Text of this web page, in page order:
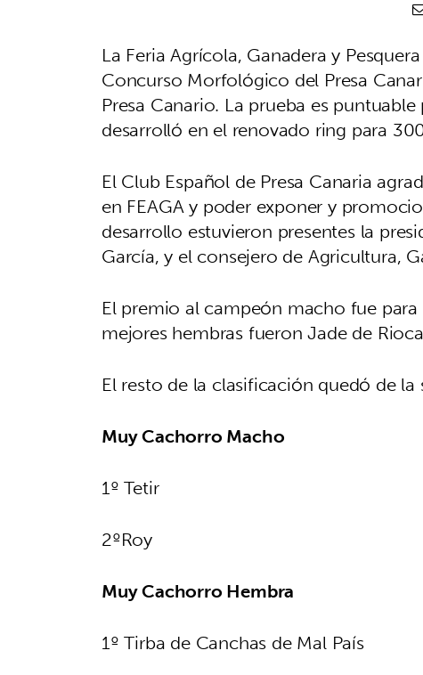
La Feria Agrícola, Ganadera y
Concurso Morfológico del Presa
Presa Canario. La prueba es
desarrolló en el renovado ring para
El Club Español de Presa Canaria
en FEAGA y poder exponer y
desarrollo estuvieron presentes la
García, y el consejero de Agricultura,
El premio al campeón macho fue
mejores hembras fueron Jade de
El resto de la clasificación quedó de
Muy Cachorro Macho
1º Tetir
2ºRoy
Muy Cachorro Hembra
1º Tirba de Canchas de Mal País